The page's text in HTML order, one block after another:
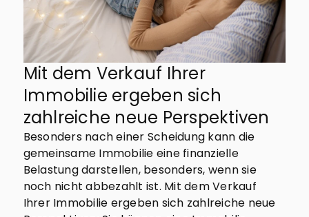
Mit dem Verkauf Ihrer
Immobilie ergeben sich
zahlreiche neue Perspektiven
Besonders nach einer Scheidung kann die
gemeinsame Immobilie eine finanzielle
Belastung darstellen, besonders, wenn sie
noch nicht abbezahlt ist. Mit dem Verkauf
Ihrer Immobilie ergeben sich zahlreiche neue